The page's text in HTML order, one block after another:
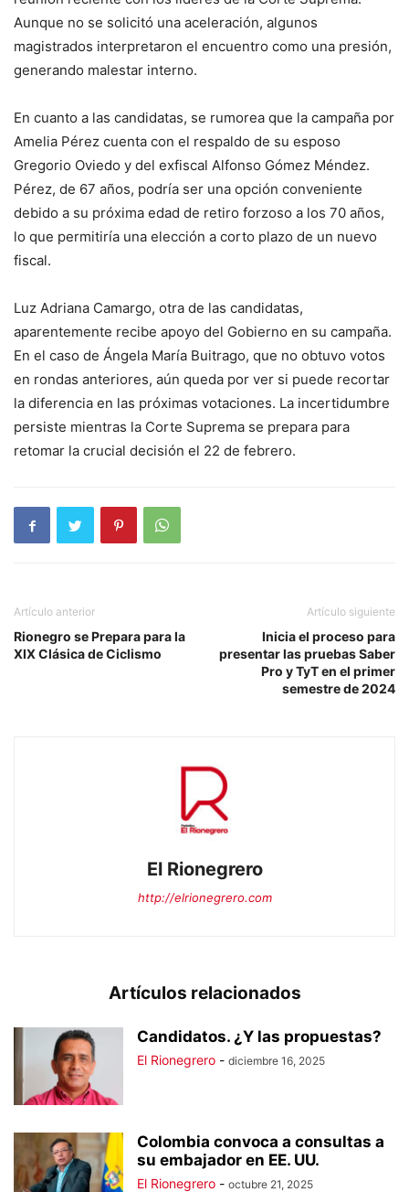
Aunque no se solicitó una aceleración, algunos
magistrados interpretaron el encuentro como una presión,
generando malestar interno.
En cuanto a las candidatas, se rumorea que la campaña por
Amelia Pérez cuenta con el respaldo de su esposo
Gregorio Oviedo y del exfiscal Alfonso Gómez Méndez.
Pérez, de 67 años, podría ser una opción conveniente
debido a su próxima edad de retiro forzoso a los 70 años,
lo que permitiría una elección a corto plazo de un nuevo
fiscal.
Luz Adriana Camargo, otra de las candidatas,
aparentemente recibe apoyo del Gobierno en su campaña.
En el caso de Ángela María Buitrago, que no obtuvo votos
en rondas anteriores, aún queda por ver si puede recortar
la diferencia en las próximas votaciones. La incertidumbre
persiste mientras la Corte Suprema se prepara para
retomar la crucial decisión el 22 de febrero.
Artículo anterior
Rionegro se Prepara para la
XIX Clásica de Ciclismo
Artículo siguiente
Inicia el proceso para
presentar las pruebas Saber
Pro y TyT en el primer
semestre de 2024
El Rionegrero
http://elrionegrero.com
Artículos relacionados
Candidatos. ¿Y las propuestas?
El Rionegrero - diciembre 16, 2025
Colombia convoca a consultas a
su embajador en EE. UU.
El Rionegrero - octubre 21, 2025